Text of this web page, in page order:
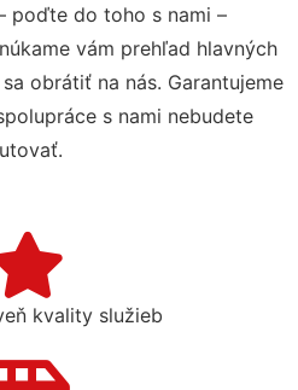
poďte do toho s nami –
vám prehľad hlavných
obrátiť na nás. Garantujeme
s nami nebudete
kvality služieb